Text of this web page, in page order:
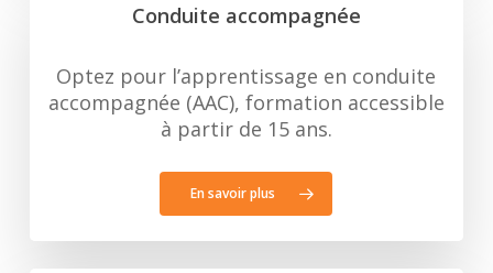
Conduite accompagnée
Optez pour l’apprentissage en conduite
accompagnée (AAC), formation accessible
à partir de 15 ans.
En savoir plus